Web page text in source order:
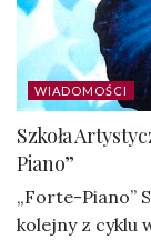
WIADOMOŚCI
Szkoła
Piano”
„Forte-Piano”
kolejny z cyklu